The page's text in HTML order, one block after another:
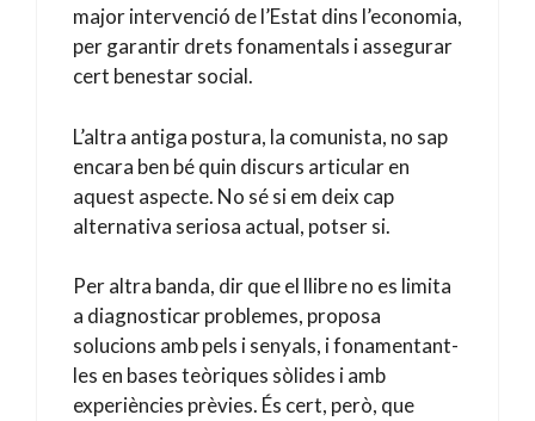
major intervenció de l’Estat dins l’economia,
per garantir drets fonamentals i assegurar
cert benestar social.
L’altra antiga postura, la comunista, no sap
encara ben bé quin discurs articular en
aquest aspecte. No sé si em deix cap
alternativa seriosa actual, potser si.
Per altra banda, dir que el llibre no es limita
a diagnosticar problemes, proposa
solucions amb pels i senyals, i fonamentant-
les en bases teòriques sòlides i amb
experiències prèvies. És cert, però, que